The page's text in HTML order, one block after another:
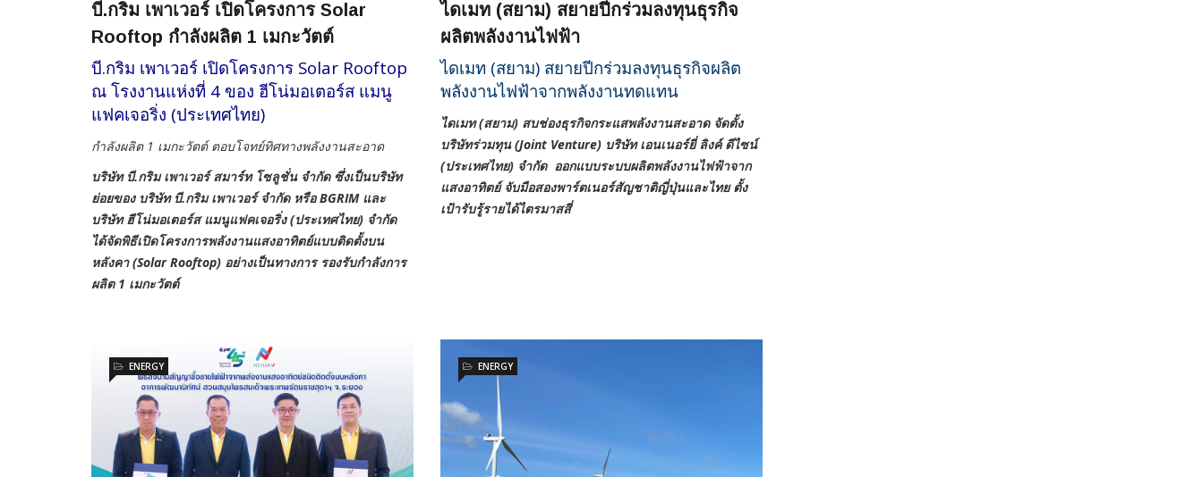
บี.กริม เพาเวอร์ เปิดโครงการ Solar
Rooftop กำลังผลิต 1 เมกะวัตต์
บี.กริม เพาเวอร์ เปิดโครงการ Solar Rooftop
ณ โรงงานแห่งที่ 4 ของ ฮีโน่มอเตอร์ส แมนู
แฟคเจอริ่ง (ประเทศไทย)
กำลังผลิต 1 เมกะวัตต์ ตอบโจทย์ทิศทางพลังงานสะอาด
บริษัท บี.กริม เพาเวอร์ สมาร์ท โซลูชั่น จำกัด ซึ่งเป็นบริษัท
ย่อยของ บริษัท บี.กริม เพาเวอร์ จำกัด หรือ BGRIM และ
บริษัท ฮีโน่มอเตอร์ส แมนูแฟคเจอริ่ง (ประเทศไทย) จำกัด
ได้จัดพิธีเปิดโครงการพลังงานแสงอาทิตย์แบบติดตั้งบน
หลังคา (Solar Rooftop) อย่างเป็นทางการ รองรับกำลังการ
ผลิต 1 เมกะวัตต์
ไดเมท (สยาม) สยายปีกร่วมลงทุนธุรกิจ
ผลิตพลังงานไฟฟ้า
ไดเมท (สยาม) สยายปีกร่วมลงทุนธุรกิจผลิต
พลังงานไฟฟ้าจากพลังงานทดแทน
ไดเมท (สยาม) สบช่องธุรกิจกระแสพลังงานสะอาด จัดตั้ง
บริษัทร่วมทุน (Joint Venture) บริษัท เอนเนอร์ยี่ ลิงค์ ดีไซน์
(ประเทศไทย) จำกัด ออกแบบระบบผลิตพลังงานไฟฟ้าจาก
แสงอาทิตย์ จับมือสองพาร์ตเนอร์สัญชาติญี่ปุ่นและไทย ตั้ง
เป้ารับรู้รายได้ไตรมาสสี่
ENERGY ENERGY